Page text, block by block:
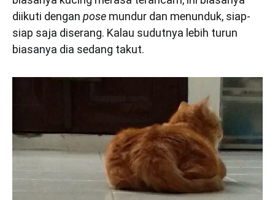
diikuti dengan pose mundur dan menunduk, siap-
siap saja diserang. Kalau sudutnya lebih turun
biasanya dia sedang takut.